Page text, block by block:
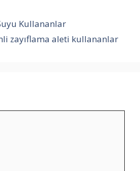
Kullananlar
zayıflama aleti kullananlar